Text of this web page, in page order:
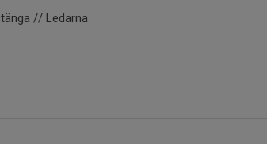
// Ledarna